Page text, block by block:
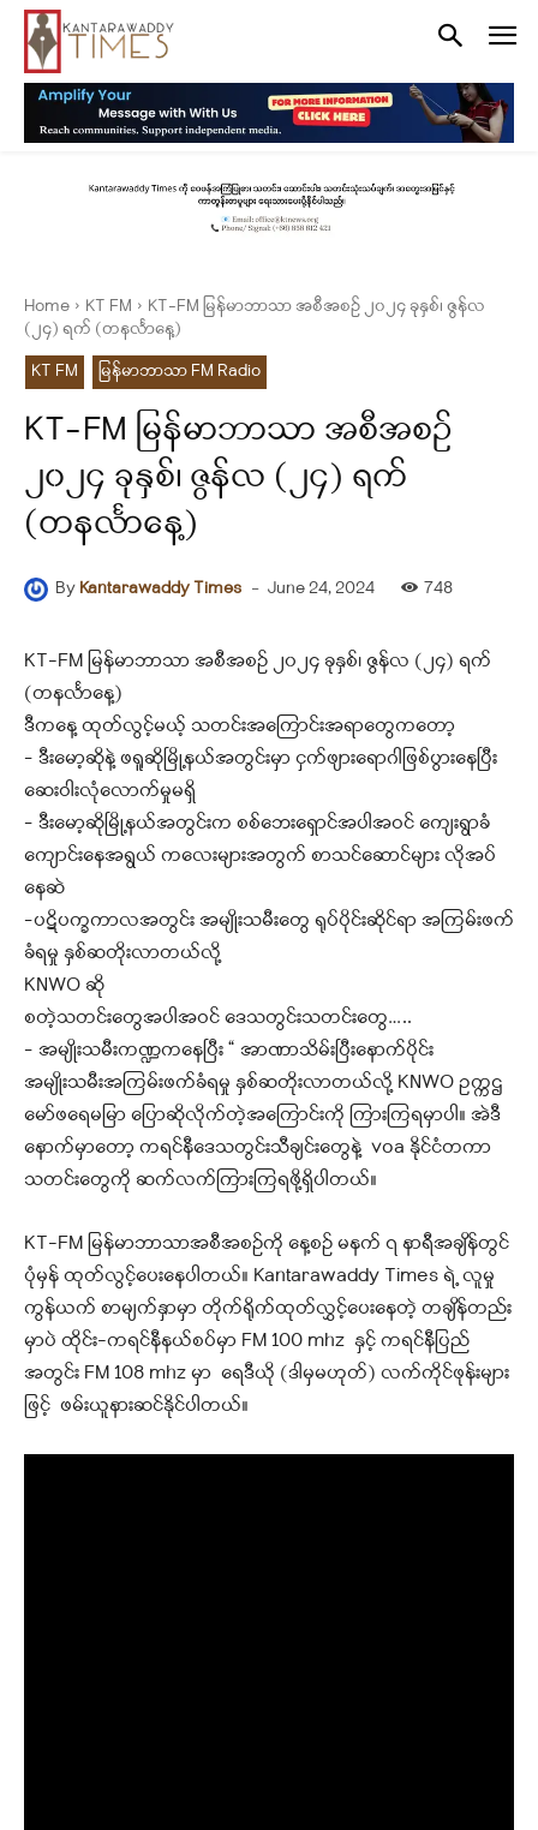
Home KT FM
KT-FM မြန်မာဘာသာ အစီအစဉ် ၂၀၂၄ ခုနှစ်၊ ဇွန်လ
(၂၄) ရက် (‌တနင်္လာနေ့)
KT FM
မြန်မာဘာသာ FM Radio
KT-FM မြန်မာဘာသာ အစီအစဉ်
၂၀၂၄ ခုနှစ်၊ ဇွန်လ (၂၄) ရက်
(‌တနင်္လာနေ့)
By Kantarawaddy Times - June 24, 2024 748
KT-FM မြန်မာဘာသာ အစီအစဉ် ၂၀၂၄ ခုနှစ်၊ ဇွန်လ (၂၄) ရက်
(‌တနင်္လာနေ့)
ဒီကနေ့ ထုတ်လွင့်မယ့် သတင်းအကြောင်းအရာတွေကတော့
– ဒီးမော့ဆိုနဲ့ ဖရူဆိုမြို့နယ်အတွင်းမှာ ငှက်ဖျားရောဂါဖြစ်ပွားနေပြီး
ဆေးဝါးလုံလောက်မှုမရှိ
– ဒီးမော့ဆိုမြို့နယ်အတွင်းက စစ်ဘေးရှောင်အပါအဝင် ကျေးရွာခံ
ကျောင်းနေအရွယ် ကလေးများအတွက် စာသင်ဆောင်များ လိုအပ်
နေဆဲ
–ပဋိပက္ခကာလအတွင်း အမျိုးသမီးတွေ ရုပ်ပိုင်းဆိုင်ရာ အကြမ်းဖက်
ခံရမှု နှစ်ဆတိုးလာတယ်လို့
KNWO ဆို
စတဲ့သတင်းတွေအပါအဝင် ဒေသတွင်းသတင်းတွေ…..
– အမျိုးသမီးကဏ္ဍကနေပြီး “ အာဏာသိမ်းပြီးနောက်ပိုင်း
အမျိုးသမီးအကြမ်းဖက်ခံရမှု နှစ်ဆတိုးလာတယ်လို့ KNWO ဥက္ကဌ
မော်ဖရေမမြာ ပြောဆိုလိုက်တဲ့အကြောင်းကို ကြားကြရမှာပါ။ အဲဒီ
နောက်မှာတော့ ကရင်နီဒေသတွင်းသီချင်းတွေနဲ့ voa နိုင်ငံတကာ
သတင်းတွေကို ဆက်လက်ကြားကြရဖို့ရှိပါတယ်။
KT-FM မြန်မာဘာသာအစီအစဉ်ကို နေ့စဉ် မနက် ၇ နာရီအချိန်တွင်
ပုံမှန် ထုတ်လွင့်ပေးနေပါတယ်။ Kantarawaddy Times ရဲ့ လူမှု
ကွန်ယက် စာမျက်နှာမှာ တိုက်ရိုက်ထုတ်လွှင့်ပေးနေတဲ့ တချိန်တည်း
မှာပဲ ထိုင်း-ကရင်နီနယ်စပ်မှာ FM 100 mhz နှင့် ကရင်နီပြည်
အတွင်း FM 108 mhz မှာ ရေဒီယို (ဒါမှမဟုတ်) လက်ကိုင်ဖုန်းများ
ဖြင့် ဖမ်းယူနားဆင်နိုင်ပါတယ်။